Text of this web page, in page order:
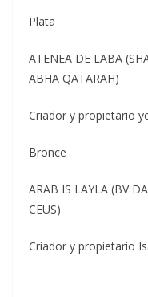
Plata
ATENEA DE LABA
ABHA QATARAH)
Criador y propietario
Bronce
ARAB IS LAYLA (BV
CEUS)
Criador y propietario